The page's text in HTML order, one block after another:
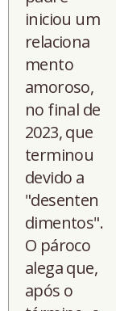
iniciou um
relaciona
mento
amoroso,
no final de
2023, que
terminou
devido a
"desenten
dimentos".
O pároco
alega que,
após o